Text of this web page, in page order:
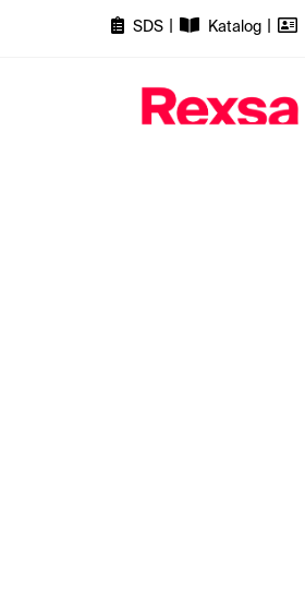
SDS | Katalog |